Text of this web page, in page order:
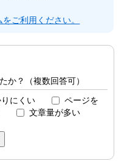
ご利用ください。
か？（複数回答可）
にくい
ページを
文章量が多い